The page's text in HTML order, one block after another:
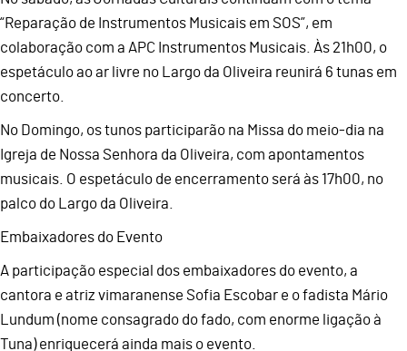
“Reparação de Instrumentos Musicais em SOS”, em
colaboração com a APC Instrumentos Musicais. Às 21h00, o
espetáculo ao ar livre no Largo da Oliveira reunirá 6 tunas em
concerto.
No Domingo, os tunos participarão na Missa do meio-dia na
Igreja de Nossa Senhora da Oliveira, com apontamentos
musicais. O espetáculo de encerramento será às 17h00, no
palco do Largo da Oliveira.
Embaixadores do Evento
A participação especial dos embaixadores do evento, a
cantora e atriz vimaranense Sofia Escobar e o fadista Mário
Lundum (nome consagrado do fado, com enorme ligação à
Tuna) enriquecerá ainda mais o evento.